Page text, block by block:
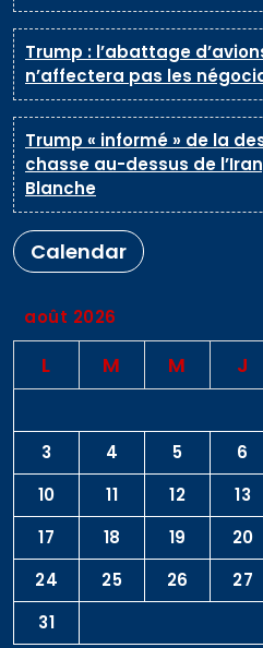
Trump : l’abattage
n’affectera pas les
Trump « informé » de la
chasse au-dessus de
Blanche
Calendar
août 2026
L M M J
3
4 5 6
10
11 12 13
17
18 19 20
24
25 26 27
31